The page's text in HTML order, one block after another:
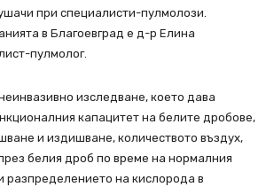
при специалисти-пулмолози.
в Благоевград е д-р Елина
пулмолог.
изследване, което дава
капацитет на белите дробове,
и издишване, количеството въздух,
белия дроб по време на нормалния
разпределението на кислорода в